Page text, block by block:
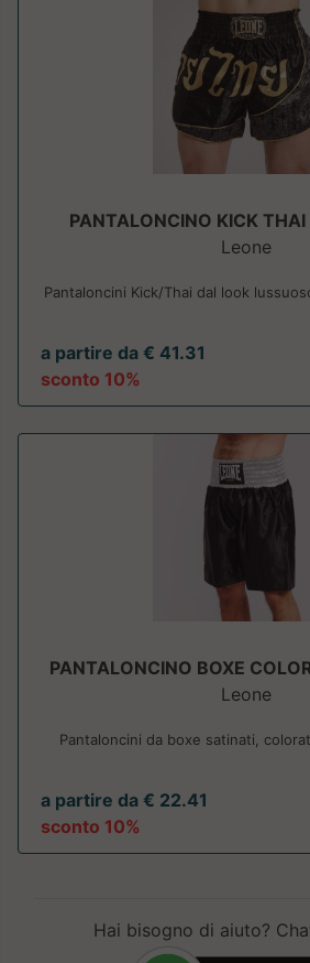
PANTALONCINO KICK
Leone
Pantaloncini Kick/Thai dal look
a partire da € 41.31
sconto 10%
PANTALONCINO BOXE
Leone
Pantaloncini da boxe satinati,
a partire da € 22.41
sconto 10%
Hai bisogno di aiuto?